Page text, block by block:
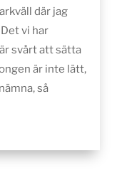
där jag
vi har
svårt att sätta
är inte lätt,
så